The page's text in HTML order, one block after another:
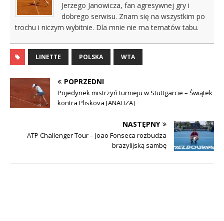
Jerzego Janowicza, fan agresywnej gry i
dobrego serwisu. Znam się na wszystkim po
trochu i niczym wybitnie. Dla mnie nie ma tematów tabu.
LINETTE POLSKA WTA
POPRZEDNI
Pojedynek mistrzyń turnieju w Stuttgarcie – Świątek
kontra Pliskova [ANALIZA]
NASTĘPNY
ATP Challenger Tour – Joao Fonseca rozbudza
brazylijską sambę